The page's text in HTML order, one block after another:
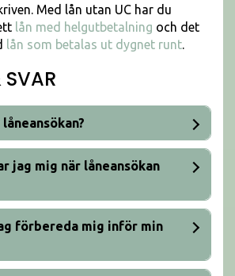
Med lån utan UC har du
lån med helgutbetalning och det
lån som betalas ut dygnet runt.
SVAR
jag mig när låneansökan
förbereda mig inför min